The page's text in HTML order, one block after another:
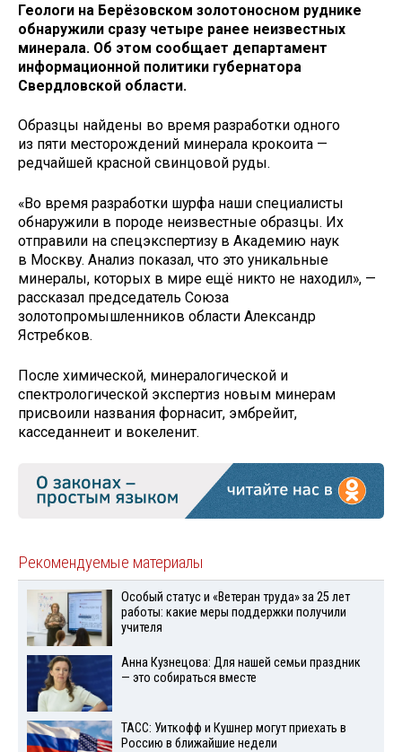
Геологи на Берёзовском золотоносном руднике
обнаружили сразу четыре ранее неизвестных
минерала. Об этом сообщает департамент
информационной политики губернатора
Свердловской области.
Образцы найдены во время разработки одного
из пяти месторождений минерала крокоита —
редчайшей красной свинцовой руды.
«Во время разработки шурфа наши специалисты
обнаружили в породе неизвестные образцы. Их
отправили на спецэкспертизу в Академию наук
в Москву. Анализ показал, что это уникальные
минералы, которых в мире ещё никто не находил», —
рассказал председатель Союза
золотопромышленников области Александр
Ястребков.
После химической, минералогической и
спектрологической экспертиз новым минерам
присвоили названия форнасит, эмбрейит,
касседаннеит и вокеленит.
Рекомендуемые материалы
Особый статус и «Ветеран труда» за 25 лет
работы: какие меры поддержки получили
учителя
Анна Кузнецова: Для нашей семьи праздник
— это собираться вместе
ТАСС: Уиткофф и Кушнер могут приехать в
Россию в ближайшие недели